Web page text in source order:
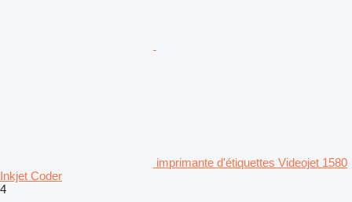
imprimante d'étiquettes Videojet 1580
Inkjet Coder
4